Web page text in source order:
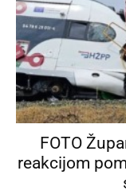
FOTO
reakcijom